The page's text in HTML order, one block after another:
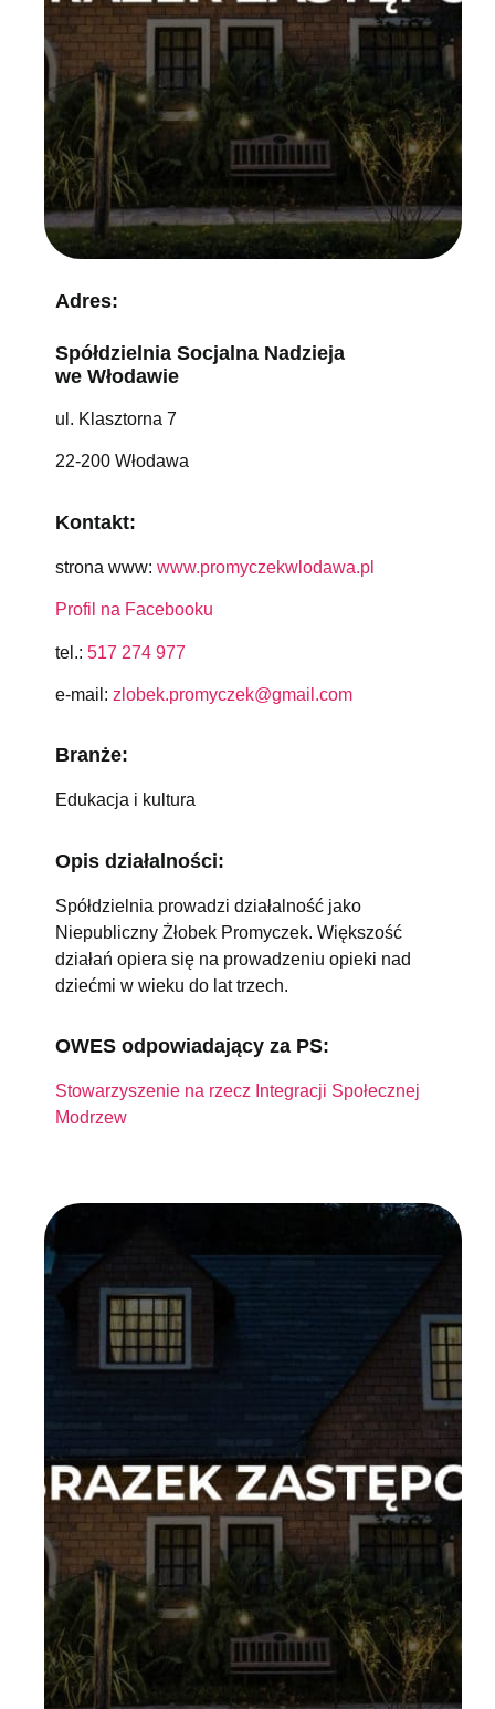
Adres:
Spółdzielnia Socjalna Nadzieja
we Włodawie
ul. Klasztorna 7
22-200 Włodawa
Kontakt:
strona www: www.promyczekwlodawa.pl
Profil na Facebooku
tel.: 517 274 977
e-mail: zlobek.promyczek@gmail.com
Branże:
Edukacja i kultura
Opis działalności:
Spółdzielnia prowadzi działalność jako
Niepubliczny Żłobek Promyczek. Większość
działań opiera się na prowadzeniu opieki nad
dziećmi w wieku do lat trzech.
OWES odpowiadający za PS:
Stowarzyszenie na rzecz Integracji Społecznej
Modrzew